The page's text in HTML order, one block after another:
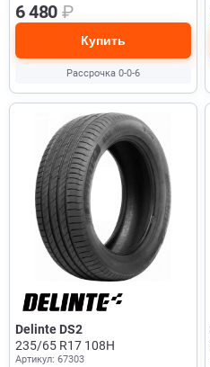
6 480 ₽
Купить
Рассрочка 0-0-6
Delinte DS2
235/65 R17 108H
Артикул: 67303